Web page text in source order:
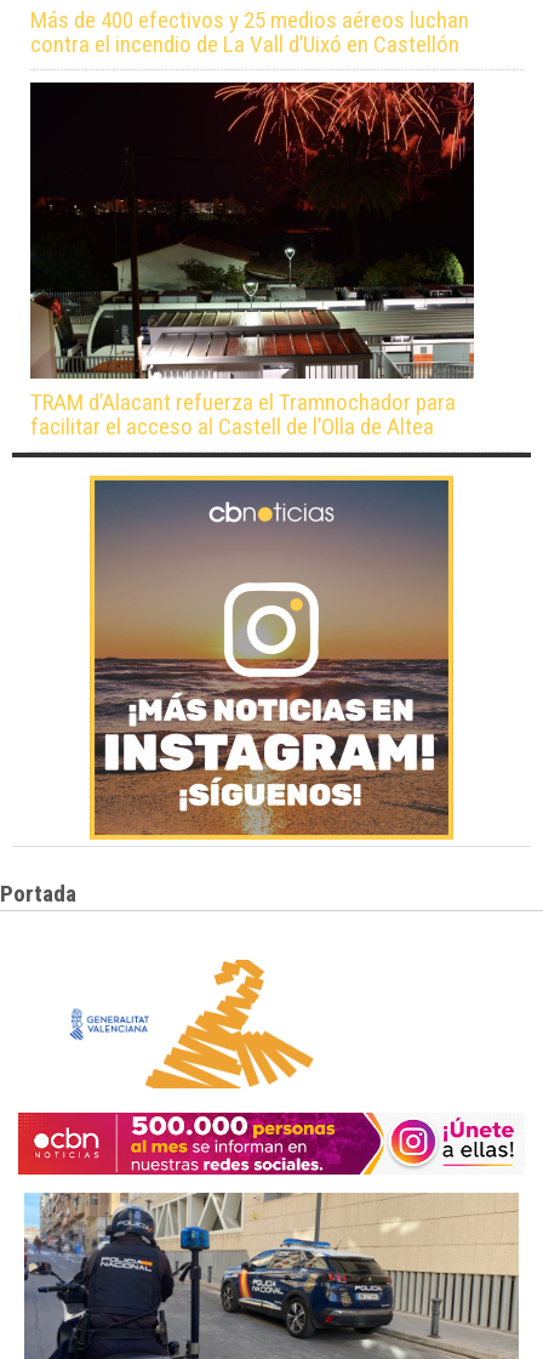
Más de 400 efectivos y 25 medios aéreos luchan
contra el incendio de La Vall d’Uixó en Castellón
TRAM d’Alacant refuerza el Tramnochador para
facilitar el acceso al Castell de l’Olla de Altea
Portada